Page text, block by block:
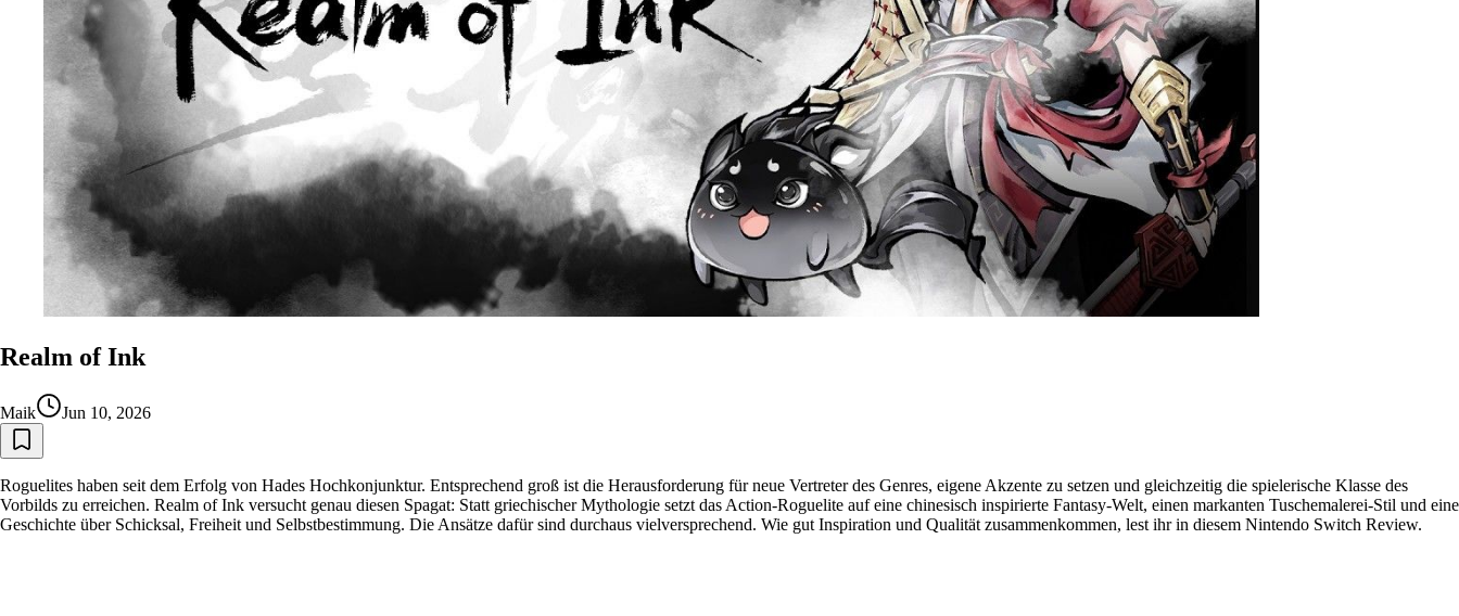
Realm of Ink
Maik Jun 10, 2026
Roguelites haben seit dem Erfolg von Hades Hochkonjunktur. Entsprechend groß ist die Herausforderung für neue Vertreter des Genres, eigene Akzente zu setzen und gleichzeitig die spielerische Klasse des
Vorbilds zu erreichen. Realm of Ink versucht genau diesen Spagat: Statt griechischer Mythologie setzt das Action-Roguelite auf eine chinesisch inspirierte Fantasy-Welt, einen markanten Tuschemalerei-Stil und eine
Geschichte über Schicksal, Freiheit und Selbstbestimmung. Die Ansätze dafür sind durchaus vielversprechend. Wie gut Inspiration und Qualität zusammenkommen, lest ihr in diesem Nintendo Switch Review.